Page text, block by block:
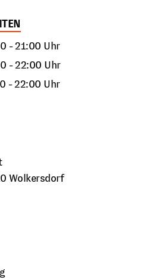
- 21:00 Uhr
- 22:00 Uhr
- 22:00 Uhr
Wolkersdorf